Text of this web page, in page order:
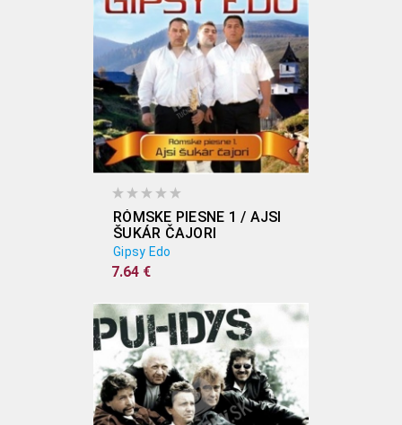
RÓMSKE PIESNE 1 / AJSI
ŠUKÁR ČAJORI
Gipsy Edo
7.64 €